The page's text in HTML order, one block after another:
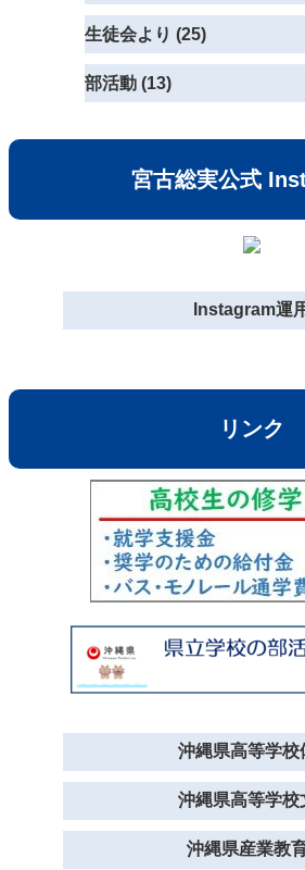
生徒会より (25)
部活動 (13)
宮古総実公式
Instagram運
リンク
沖縄県高等学校
沖縄県高等学校
沖縄県産業教